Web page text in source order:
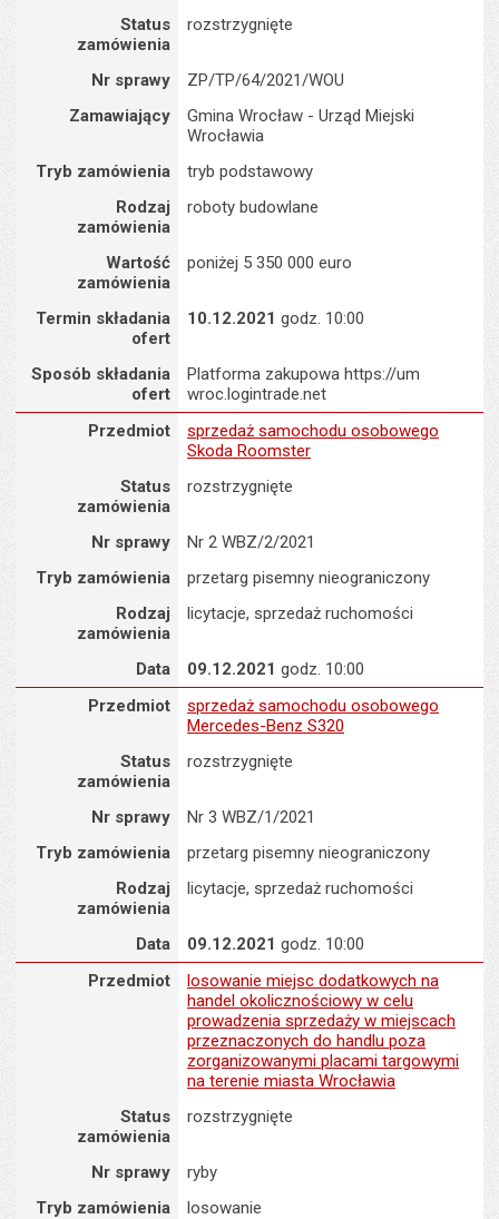
Status
zamówienia
rozstrzygnięte
Nr sprawy
ZP/TP/64/2021/WOU
Zamawiający
Gmina Wrocław - Urząd Miejski
Wrocławia
Tryb zamówienia
tryb podstawowy
Rodzaj
zamówienia
roboty budowlane
Wartość
zamówienia
poniżej 5 350 000 euro
Termin składania
ofert
10.12.2021 godz. 10:00
Sposób składania
ofert
Platforma zakupowa https://um
wroc.logintrade.net
Zamówienie na : sprzedaż samochodu osobowego Skoda
Przedmiot
sprzedaż samochodu osobowego
Skoda Roomster
Status
zamówienia
rozstrzygnięte
Nr sprawy
Nr 2 WBZ/2/2021
Tryb zamówienia
przetarg pisemny nieograniczony
Rodzaj
zamówienia
licytacje, sprzedaż ruchomości
Data 09.12.2021 godz. 10:00
Zamówienie na : sprzedaż samochodu osobowego Mercedes-
Przedmiot
sprzedaż samochodu osobowego
Mercedes-Benz S320
Status
zamówienia
rozstrzygnięte
Nr sprawy
Nr 3 WBZ/1/2021
Tryb zamówienia
przetarg pisemny nieograniczony
Rodzaj
zamówienia
licytacje, sprzedaż ruchomości
Data 09.12.2021 godz. 10:00
Zamówienie na : losowanie miejsc dodatkowych na handel
Przedmiot
losowanie miejsc dodatkowych na
handel okolicznościowy w celu
prowadzenia sprzedaży w miejscach
przeznaczonych do handlu poza
zorganizowanymi placami targowymi
na terenie miasta Wrocławia
Status
zamówienia
rozstrzygnięte
Nr sprawy
ryby
Tryb zamówienia
losowanie